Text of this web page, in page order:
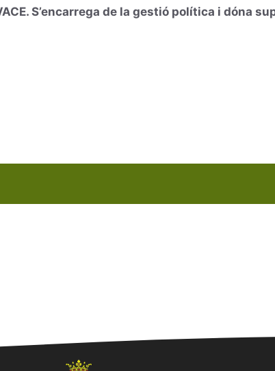
S’encarrega de la gestió política i dóna